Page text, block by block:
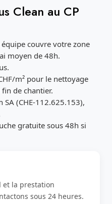
Clean au CP
couvre votre zone
moyen de 48h.
m² pour le nettoyage
de chantier.
SA (CHE-112.625.153),
gratuite sous 48h si
et la prestation
sous 24 heures.